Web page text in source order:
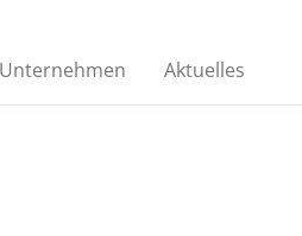
Unternehmen Aktuelles